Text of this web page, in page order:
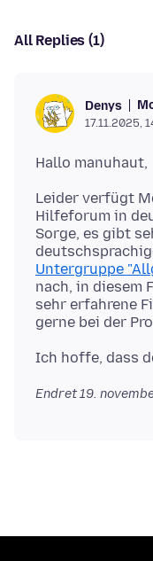
All Replies (1)
Denys
17.11.2025,
Leider verfügt
Hilfeforum in
Sorge, es gibt
Untergruppe
nach, in diesem
sehr erfahrene
Endret19.